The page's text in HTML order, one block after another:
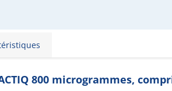
800 microgrammes,